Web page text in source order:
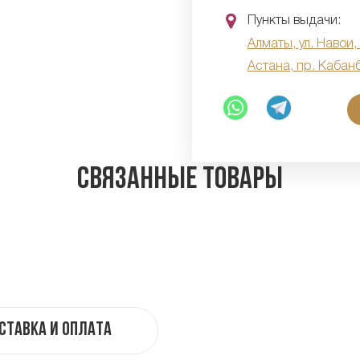
Пункты выдачи:
Алматы, ул.
Астана, пр.
Связанные товары
и оплата